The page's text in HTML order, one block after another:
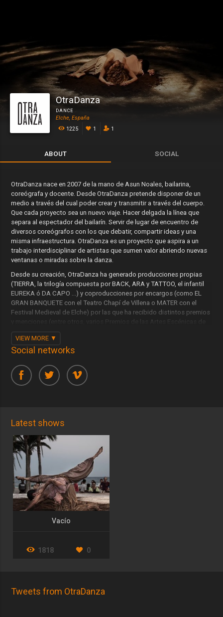
OtraDanza
DANCE
Elche, España
1225
1 1
ABOUT SOCIAL
OtraDanza nace en 2007 de la mano de Asun Noales, bailarina,
coreógrafa y docente. Desde OtraDanza pretende disponer de un
medio a través del cual poder crear y transmitir a través del cuerpo.
Que cada proyecto sea un nuevo viaje. Hacer delgada la línea que
separa al espectador del bailarín. Servir de lugar de encuentro de
diversos coreógrafos con los que debatir, compartir ideas y una
misma infraestructura. OtraDanza es un proyecto que aspira a un
trabajo interdisciplinar de artistas que sumen valor abriendo nuevas
ventanas o miradas sobre la danza.
Desde su creación, OtraDanza ha generado producciones propias
(TIERRA, la trilogía compuesta por BACK, ARA y TATTOO, el infantil
EUREKA ó DA CAPO ...) y coproducciones por encargos (como EL
GRAN BANQUETE con el Teatro Chapí de Villena o MATER con el
Festival Medieval de Elche) por las que ha recibido distintos premios
y menciones (entre otros, varios Premios de las Artes Escénicas de
Teatros). Sus trabajos se han presentado en festivales y espacios de
referencia como Madrid en Danza, Danza Gijón, Dansa Valencia o
Schrit_matcher (Aachen) o Harris Theater (Chicago). Y en ciudades
como Tegucigalpa, Managua, San Salvador, Seúl, Lima, Buenos Aires,
Tirana, Nicosia, Sofía, Anagnia, Tesalónica o Karlsruhe.
intercambio de conocimientos entre bailarines, estudiantes y
proyectos artístico-pedagógicos y de difusión de la danza,
conectando la Compañía al entorno donde reside, la ciudad de Elche,
y persiguiendo siempre la mayor difusión de la danza en todos los
ámbitos de la sociedad. Coordina mesas redondas, organiza clases
magistrales, propone talleres y cursos intensivos de danza con
grandes profesionales que acerca a la Provincia de Alicante y
establece colaboraciones con Museos y Festivales.
"Dansa Per a Tots", el "Proyecto GoOD" y el "Festival Abril en Danza"
son tres de sus proyectos más importantes en la formación y
Desde el 2008 OtraDanza es Compañía Residente en L
´ESCORXADOR CCE de Elche. Y desde el 2013, la sala de ensayos
VIEW MORE
Social networks
Latest shows
Vacío
1818 0
Tweets from OtraDanza